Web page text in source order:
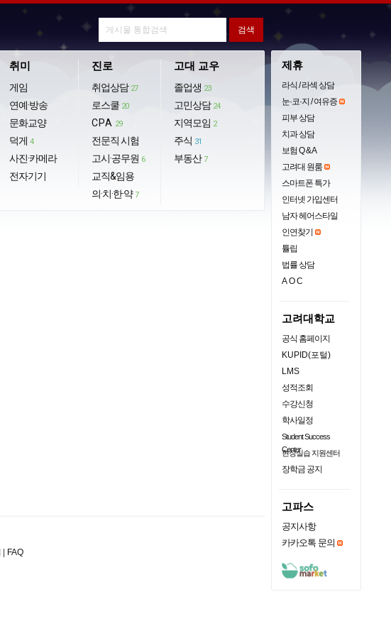
취미
게임
연예·방송
문화교양
덕게 4
사진·카메라
전자기기
진로
취업상담 27
로스쿨 20
CPA 29
전문직 시험
고시·공무원 6
교직&임용
의·치·한·약 7
고대 교우
졸업생 23
고민상담 24
지역모임 2
주식 31
부동산 7
제휴
라식 / 라섹 상담
눈·코·지 / 여유증
피부 상담
치과 상담
보험 Q & A
고려대 원룸
스마트폰 특가
인터넷 가입센터
남자 헤어스타일
인연찾기
튤립
법률 상담
AOC
고려대학교
공식 홈페이지
KUPID(포털)
LMS
성적조회
수강신청
학사일정
Student Success
Center
현장실습 지원센터
장학금 공지
고파스
공지사항
카카오톡 문의
FAQ